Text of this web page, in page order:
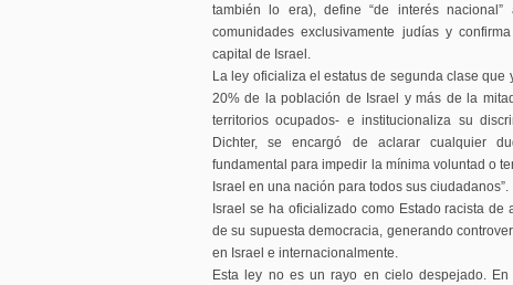
también lo era), define “de interés
comunidades exclusivamente judías y
capital de Israel.
La ley oficializa el estatus de segunda clase que
20% de la población de Israel y más de la
territorios ocupados- e institucionaliza su
Dichter, se encargó de aclarar cualquier
fundamental para impedir la mínima voluntad o
Israel en una nación para todos sus ciudadanos”.
Israel se ha oficializado como Estado racista
de su supuesta democracia, generando
en Israel e internacionalmente.
Esta ley no es un rayo en cielo despejado.